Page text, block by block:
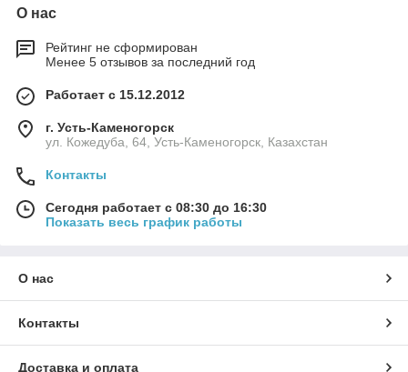
О нас
Рейтинг не сформирован
Менее 5 отзывов за последний год
Работает с 15.12.2012
г. Усть-Каменогорск
ул. Кожедуба, 64, Усть-Каменогорск, Казахстан
Контакты
Сегодня работает с 08:30 до 16:30
Показать весь график работы
О нас
Контакты
Доставка и оплата